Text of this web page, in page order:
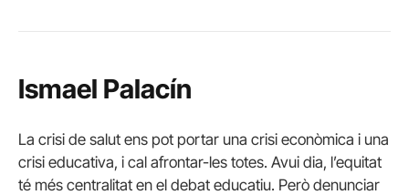
Ismael Palacín
La crisi de salut ens pot portar una crisi econòmica i una
crisi educativa, i cal afrontar-les totes. Avui dia, l’equitat
té més centralitat en el debat educatiu. Però denunciar